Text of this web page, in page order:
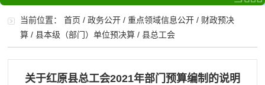
当前位置：首页 /政务公开 /重点领域信息公开 / 财政预决
算 /县本级（部门）单位预决算 /县总工会
关于红原县总工会2021年部门预算编制的说明